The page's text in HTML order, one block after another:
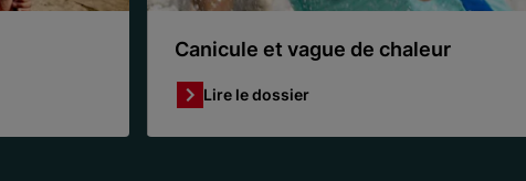
Canicule et vague de chaleur
Lire le dossier